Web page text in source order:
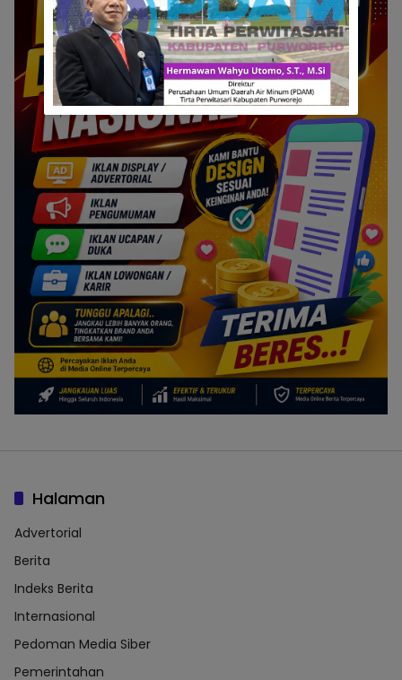
Halaman
Advertorial
Berita
Indeks Berita
Internasional
Pedoman Media Siber
Pemerintahan